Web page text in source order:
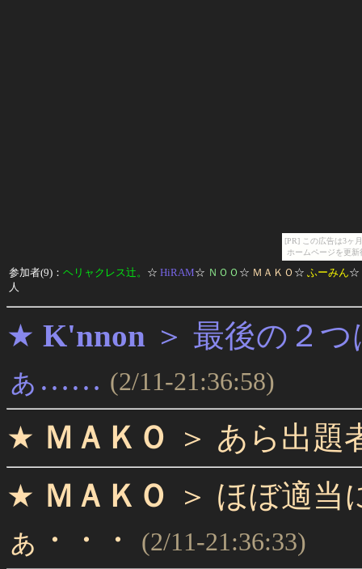
[PR] この広告は3ヶ
ホームページを更
参加者(9)： ヘリャクレス辻。 ☆ HiRAM☆ ＮＯＯ ☆ ＭＡＫＯ ☆ ふーみん☆
人
★ K'nnon ＞ 最後の２
ぁ…… (2/11-21:36:58)
★ ＭＡＫＯ ＞ あら出題
★ ＭＡＫＯ ＞ ほぼ適当
ぁ・・・
(2/11-21:36:33)